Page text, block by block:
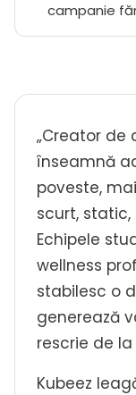
campanie
„Creator de
înseamnă
poveste,
scurt,
Echipele
wellness
stabilesc o
generează
rescrie de la
Kubeez